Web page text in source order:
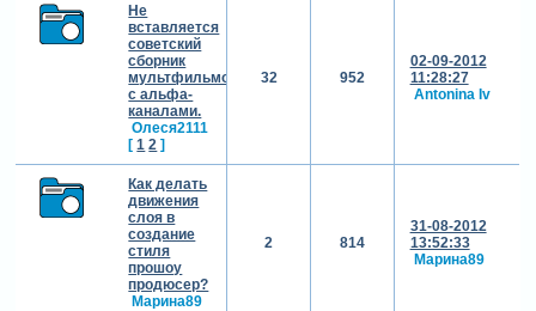
Не
вставляется
советский
сборник
мультфильмов
с альфа-
каналами.
Олеся2111
[ 1 2 ]
32 952
02-09-2012
11:28:27
Antonina Iv
Как делать
движения
слоя в
создание
стиля
прошоу
продюсер?
Марина89
2 814
31-08-2012
13:52:33
Марина89